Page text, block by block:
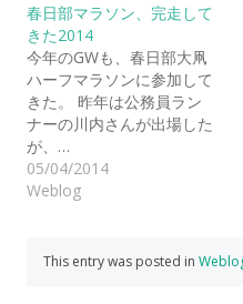
春日部マラソン、完走して
きた2014
今年のGWも、春日部大凧
ハーフマラソンに参加して
きた。 昨年は公務員ラン
ナーの川内さんが出場した
が、…
05/04/2014
Weblog
This entry was posted in